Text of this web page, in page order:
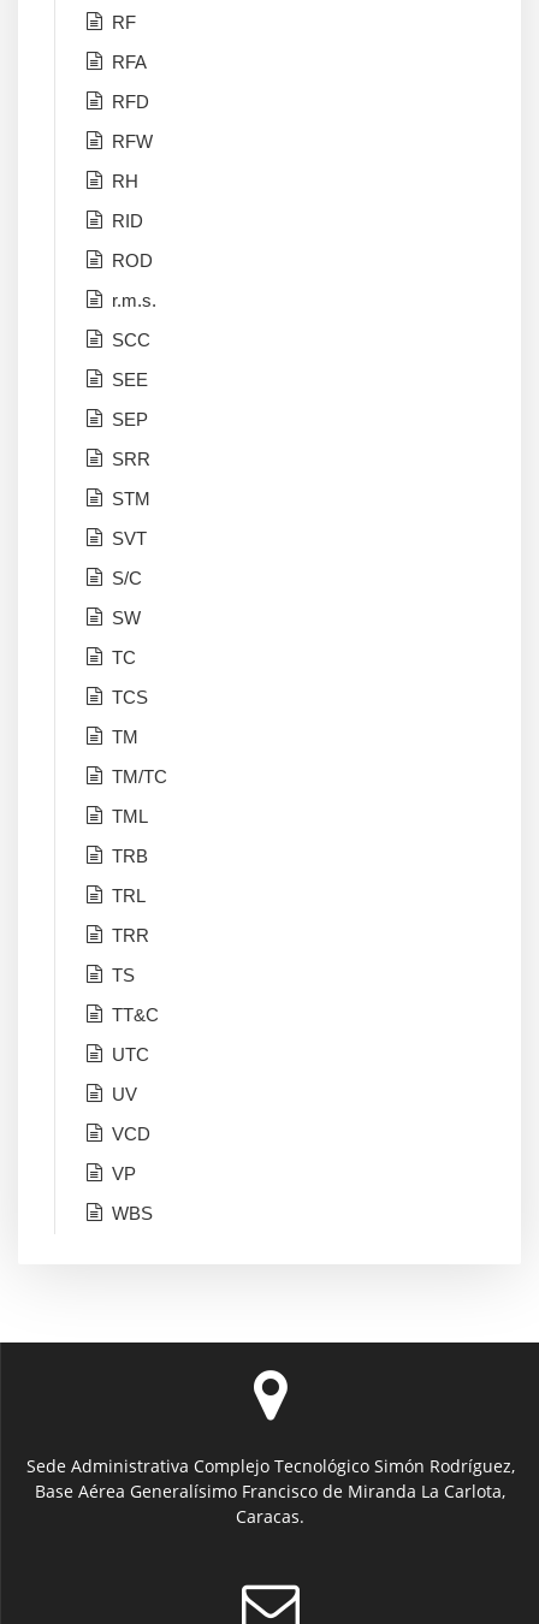
RF
RFA
RFD
RFW
RH
RID
ROD
r.m.s.
SCC
SEE
SEP
SRR
STM
SVT
S/C
SW
TC
TCS
TM
TM/TC
TML
TRB
TRL
TRR
TS
TT&C
UTC
UV
VCD
VP
WBS
Sede Administrativa Complejo Tecnológico Simón Rodríguez,
Base Aérea Generalísimo Francisco de Miranda La Carlota,
Caracas.